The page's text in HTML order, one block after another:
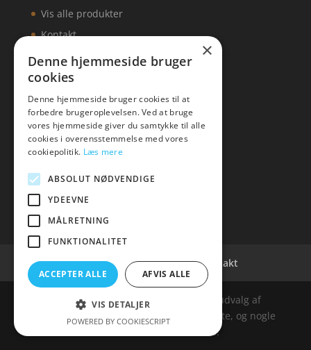
Vis alle produkter
Kontakt
KONTAKT
Tlf: 7876 8672
Mail:info@delicious-vejle.dk
Cookie- og privatlivspolitik Kontakt
Denne hjemmeside samler et bredt udvalg af
spændende varer. Siden er et affiiliatesite, og nogle
links kan være affiliatelinks.
×
Denne hjemmeside bruger
cookies
Denne hjemmeside bruger cookies til at
forbedre brugeroplevelsen. Ved at bruge
vores hjemmeside giver du samtykke til alle
cookies i overensstemmelse med vores
cookiepolitik. Læs mere
ABSOLUT NØDVENDIGE
YDEEVNE
MÅLRETNING
FUNKTIONALITET
ACCEPTER ALLE AFVIS ALLE
VIS DETALJER
POWERED BY COOKIESCRIPT